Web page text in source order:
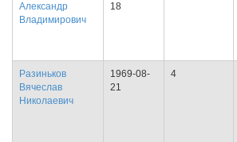
Александр
Владимирович
18
Разиньков
Вячеслав
Николаевич
1969-08-
21
4